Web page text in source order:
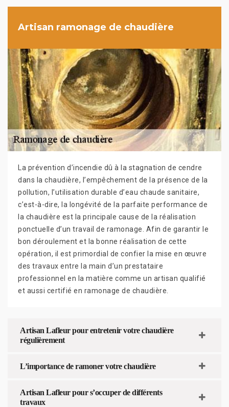
Artisan ramonage de chaudière
La prévention d’incendie dû à la stagnation de cendre
dans la chaudière, l’empêchement de la présence de la
pollution, l’utilisation durable d’eau chaude sanitaire,
c’est-à-dire, la longévité de la parfaite performance de
la chaudière est la principale cause de la réalisation
ponctuelle d’un travail de ramonage. Afin de garantir le
bon déroulement et la bonne réalisation de cette
opération, il est primordial de confier la mise en œuvre
des travaux entre la main d’un prestataire
professionnel en la matière comme un artisan qualifié
et aussi certifié en ramonage de chaudière.
Artisan Lafleur pour entretenir votre chaudière
régulièrement
L’importance de ramoner votre chaudière
Artisan Lafleur pour s’occuper de différents
travaux